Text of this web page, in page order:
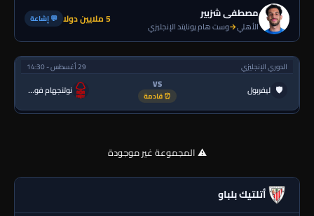
مصطفى شزبير
الأهلي→وست هام يونايتد الإنجليزي 5 ملايين دولا 💬 إشاعة
الدوري الإنجليزي 29 أغسطس - 14:30
🛡 ليفربول VS
⏰ قادمة نوتنجهام فورست
⚠️ المجموعة غير موجودة
أتلتيك بلباو